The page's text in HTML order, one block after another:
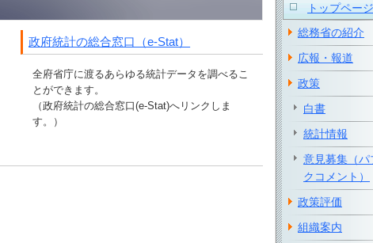
政府統計の総合窓口（e-Stat）
全府省庁に渡るあらゆる統計データを調べるこ
とができます。
（政府統計の総合窓口(e-Stat)へリンクしま
す。）
トップページ
総務省の紹介
広報・報道
政策
白書
統計情報
意見募集（パ
クコメント）
政策評価
組織案内